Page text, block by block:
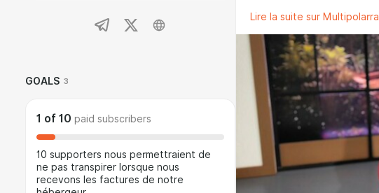
GOALS 3
1 of 10 paid subscribers
10 supporters nous permettraient de
ne pas transpirer lorsque nous
recevons les factures de notre
Lire la suite sur Multipolarra